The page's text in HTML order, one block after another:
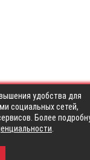
удобства для
социальных сетей,
Более